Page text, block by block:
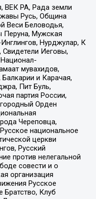
ВЕК РА, Рада земли
Русь, Община
Веси Беловодья,
Мужская
Нурджулар, К
Иеговы,
мувахидов,
и Карачая,
Пит Буль,
партия России,
Орден
Череповца,
национальное
церкви
Русский
против нелегальной
совести и о
организация
Русское
Братство, Клуб